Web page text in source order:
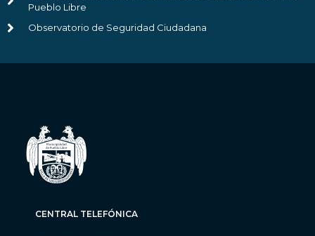
Pueblo Libre
Observatorio de Seguridad Ciudadana
CENTRAL TELEFÓNICA